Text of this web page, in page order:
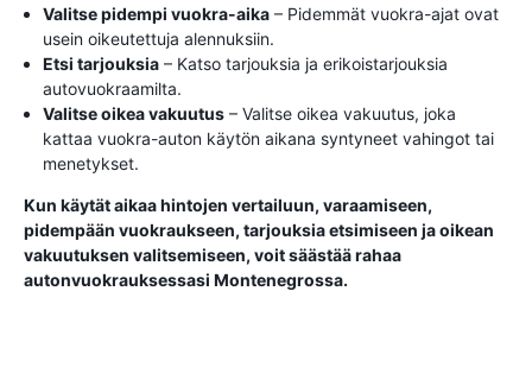
Valitse pidempi vuokra-aika – Pidemmät vuokra-ajat ovat
usein oikeutettuja alennuksiin.
Etsi tarjouksia – Katso tarjouksia ja erikoistarjouksia
autovuokraamilta.
Valitse oikea vakuutus – Valitse oikea vakuutus, joka
kattaa vuokra-auton käytön aikana syntyneet vahingot tai
menetykset.
Kun käytät aikaa hintojen vertailuun, varaamiseen,
pidempään vuokraukseen, tarjouksia etsimiseen ja oikean
vakuutuksen valitsemiseen, voit säästää rahaa
autonvuokrauksessasi Montenegrossa.